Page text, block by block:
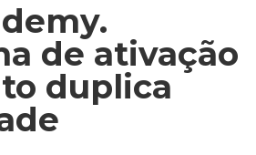
de ativação
duplica